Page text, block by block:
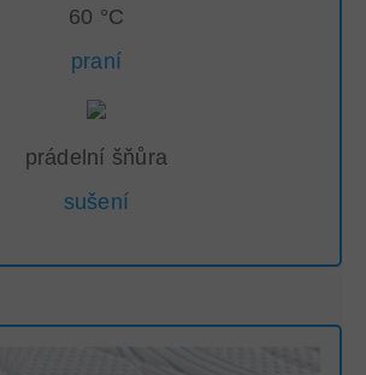
60 °C
praní
prádelní šňůra
sušení